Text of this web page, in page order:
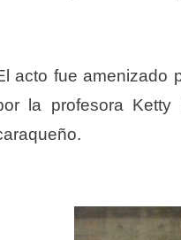
acto fue amenizado
la profesora Ketty